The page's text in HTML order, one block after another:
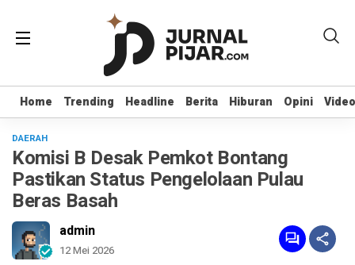
Home Trending Headline Berita Hiburan Opini Video
Home Trending Headline Berita Hiburan Opini Video
DAERAH
Komisi B Desak Pemkot Bontang
Pastikan Status Pengelolaan Pulau
Beras Basah
admin
12 Mei 2026